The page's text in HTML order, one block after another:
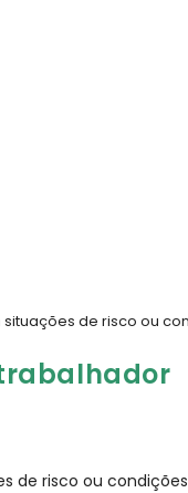
de risco ou
de risco ou